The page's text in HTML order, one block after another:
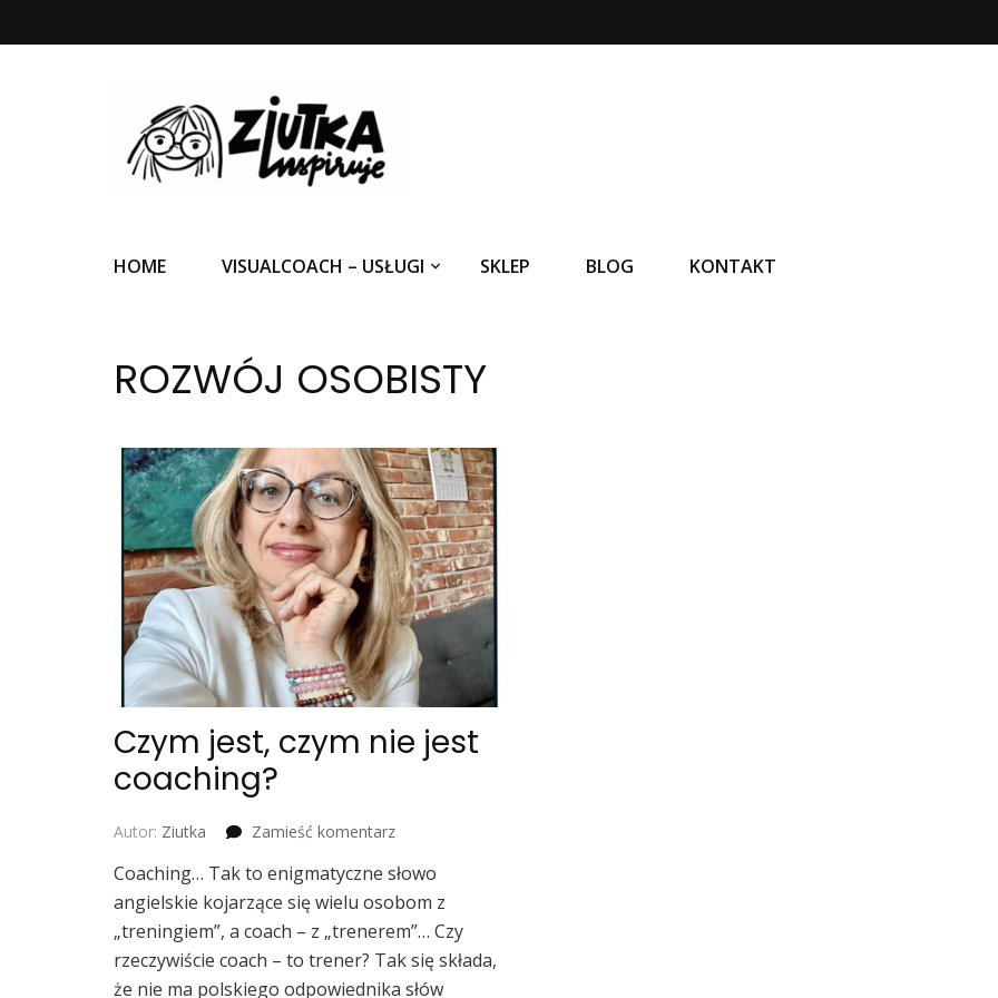
HOME VISUALCOACH – USŁUGI SKLEP BLOG KONTAKT
ROZWÓJ OSOBISTY
Czym jest, czym nie jest
coaching?
Autor: Ziutka Zamieść komentarzwe
Czym
jest,
czym
jest
Coaching… Tak to enigmatyczne słowo
angielskie kojarzące się wielu osobom z
„treningiem”, a coach – z „trenerem”… Czy
rzeczywiście coach – to trener? Tak się składa,
że nie ma polskiego odpowiednika słów